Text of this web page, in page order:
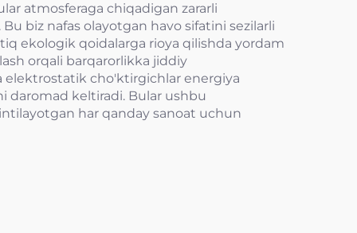
atmosferaga chiqadigan zararli
biz nafas olayotgan havo sifatini sezilarli
ekologik qoidalarga rioya qilishda yordam
orqali barqarorlikka jiddiy
elektrostatik cho'ktirgichlar energiya
daromad keltiradi. Bular ushbu
har qanday sanoat uchun